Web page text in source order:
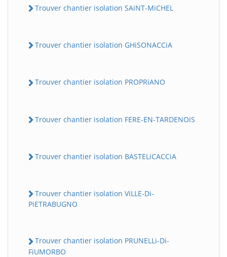
Trouver chantier isolation SAiNT-MiCHEL
Trouver chantier isolation GHiSONACCiA
Trouver chantier isolation PROPRiANO
Trouver chantier isolation FERE-EN-TARDENOiS
Trouver chantier isolation BASTELiCACCiA
Trouver chantier isolation ViLLE-Di-
PiETRABUGNO
Trouver chantier isolation PRUNELLi-Di-
FiUMORBO